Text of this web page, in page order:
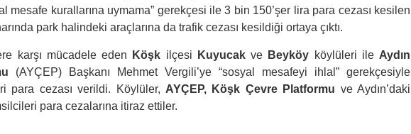
mesafe kurallarına uymama” gerekçesi ile 3 bin 150’şer lira para cezası kesilen
park halindeki araçlarına da trafik cezası kesildiği ortaya çıktı.
karşı mücadele eden Köşk ilçesi Kuyucak ve Beyköy köylüleri ile Aydın
(AYÇEP) Başkanı Mehmet Vergili’ye “sosyal mesafeyi ihlal” gerekçesiyle
para cezası verildi. Köylüler, AYÇEP, Köşk Çevre Platformu ve Aydın’daki
para cezalarına itiraz ettiler.